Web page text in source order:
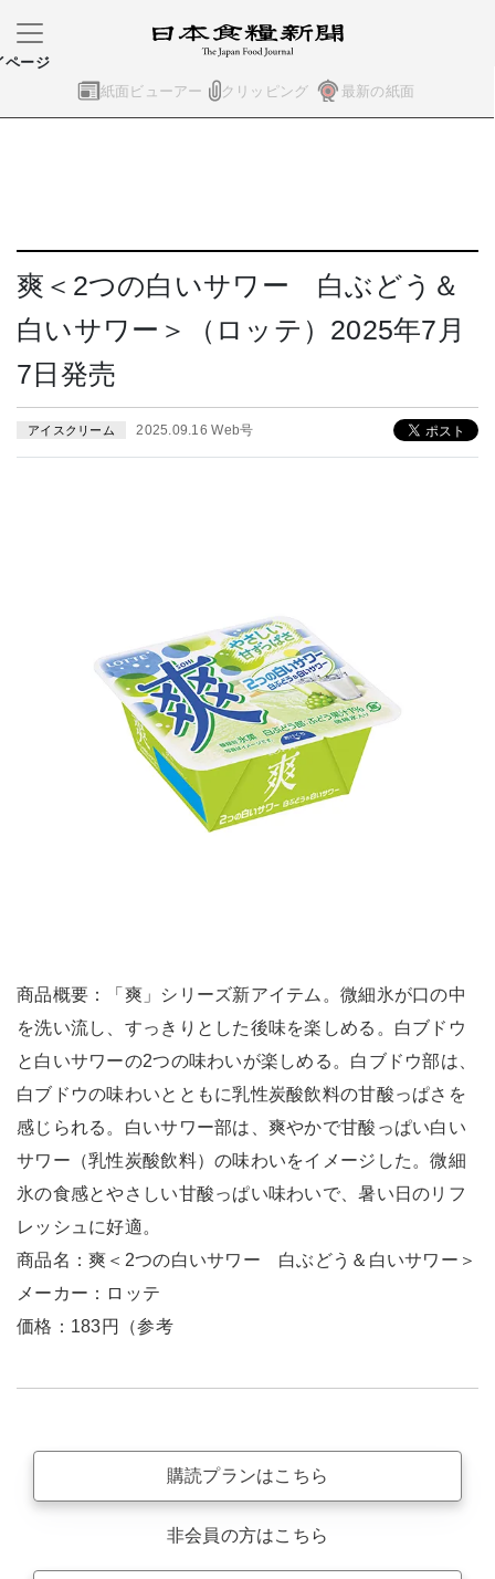
紙面ビューアー クリッピング 最新の紙面
ページ
爽＜2つの白いサワー 白ぶどう＆
白いサワー＞（ロッテ）2025年7月
7日発売
アイスクリーム 2025.09.16 Web号
商品概要：「爽」シリーズ新アイテム。微細氷が口の中
を洗い流し、すっきりとした後味を楽しめる。白ブドウ
と白いサワーの2つの味わいが楽しめる。白ブドウ部は、
白ブドウの味わいとともに乳性炭酸飲料の甘酸っぱさを
感じられる。白いサワー部は、爽やかで甘酸っぱい白い
サワー（乳性炭酸飲料）の味わいをイメージした。微細
氷の食感とやさしい甘酸っぱい味わいで、暑い日のリフ
レッシュに好適。
商品名：爽＜2つの白いサワー 白ぶどう＆白いサワー＞
メーカー：ロッテ
価格：183円（参考
購読プランはこちら
非会員の方はこちら